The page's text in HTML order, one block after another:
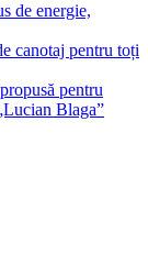
de energie,
canotaj pentru toți
pentru
Blaga”